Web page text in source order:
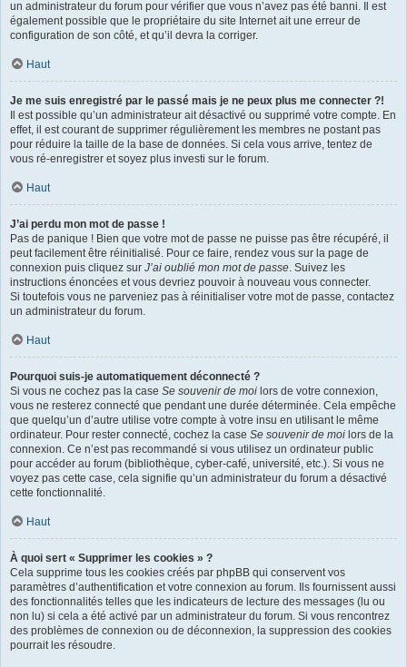
un administrateur du forum pour vérifier que vous n’avez pas été banni. Il est
également possible que le propriétaire du site Internet ait une erreur de
configuration de son côté, et qu’il devra la corriger.
Haut
Je me suis enregistré par le passé mais je ne peux plus me connecter ?!
Il est possible qu’un administrateur ait désactivé ou supprimé votre compte. En
effet, il est courant de supprimer régulièrement les membres ne postant pas
pour réduire la taille de la base de données. Si cela vous arrive, tentez de
vous ré-enregistrer et soyez plus investi sur le forum.
Haut
J’ai perdu mon mot de passe !
Pas de panique ! Bien que votre mot de passe ne puisse pas être récupéré, il
peut facilement être réinitialisé. Pour ce faire, rendez vous sur la page de
connexion puis cliquez sur J’ai oublié mon mot de passe. Suivez les
instructions énoncées et vous devriez pouvoir à nouveau vous connecter.
Si toutefois vous ne parveniez pas à réinitialiser votre mot de passe, contactez
un administrateur du forum.
Haut
Pourquoi suis-je automatiquement déconnecté ?
Si vous ne cochez pas la case Se souvenir de moi lors de votre connexion,
vous ne resterez connecté que pendant une durée déterminée. Cela empêche
que quelqu’un d’autre utilise votre compte à votre insu en utilisant le même
ordinateur. Pour rester connecté, cochez la case Se souvenir de moi lors de la
connexion. Ce n’est pas recommandé si vous utilisez un ordinateur public
pour accéder au forum (bibliothèque, cyber-café, université, etc.). Si vous ne
voyez pas cette case, cela signifie qu’un administrateur du forum a désactivé
cette fonctionnalité.
Haut
À quoi sert « Supprimer les cookies » ?
Cela supprime tous les cookies créés par phpBB qui conservent vos
paramètres d’authentification et votre connexion au forum. Ils fournissent aussi
des fonctionnalités telles que les indicateurs de lecture des messages (lu ou
non lu) si cela a été activé par un administrateur du forum. Si vous rencontrez
des problèmes de connexion ou de déconnexion, la suppression des cookies
pourrait les résoudre.